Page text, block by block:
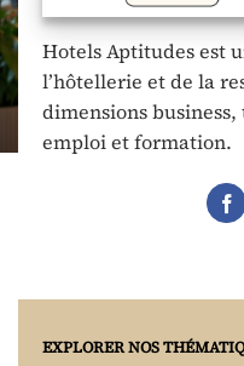
Hotels Aptitudes est
l’hôtellerie et de la
dimensions
emploi et formation.
EXPLORER NOS